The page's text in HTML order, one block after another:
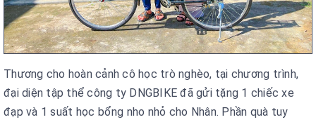
Thương cho hoàn cảnh cô học trò nghèo, tại chương trình,
đại diện tập thể công ty DNGBIKE đã gửi tặng 1 chiếc xe
đạp và 1 suất học bổng nho nhỏ cho Nhân. Phần quà tuy